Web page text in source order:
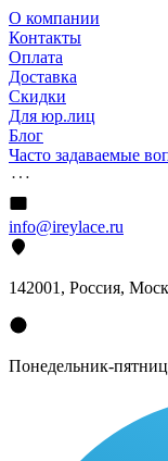
О компании
Контакты
Оплата
Доставка
Скидки
Для юр.лиц
Блог
Часто задаваемые
info@ireylace.ru
142001 , Россия,
Понедельник-